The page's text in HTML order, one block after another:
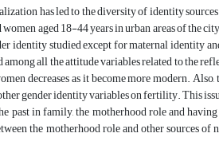
has led to the diversity of identity
aged 18-44 years in urban areas of the
identity studied except for maternal identity
all the attitude variables related to the
decreases as it become more modern.
gender identity variables on fertility. This
past in family, the motherhood role and
the motherhood role and other sources